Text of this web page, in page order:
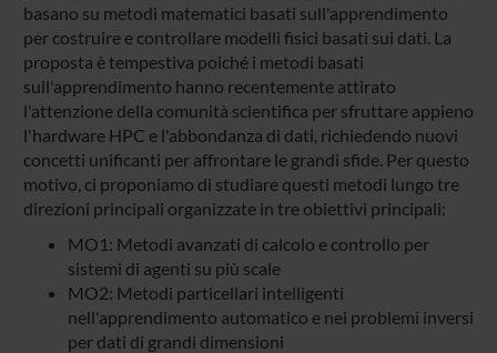
basano su metodi matematici basati sull'apprendimento
per costruire e controllare modelli fisici basati sui dati. La
proposta è tempestiva poiché i metodi basati
sull'apprendimento hanno recentemente attirato
l'attenzione della comunità scientifica per sfruttare appieno
l'hardware HPC e l'abbondanza di dati, richiedendo nuovi
concetti unificanti per affrontare le grandi sfide. Per questo
motivo, ci proponiamo di studiare questi metodi lungo tre
direzioni principali organizzate in tre obiettivi principali:
MO1: Metodi avanzati di calcolo e controllo per
sistemi di agenti su più scale
MO2: Metodi particellari intelligenti
nell'apprendimento automatico e nei problemi inversi
per dati di grandi dimensioni